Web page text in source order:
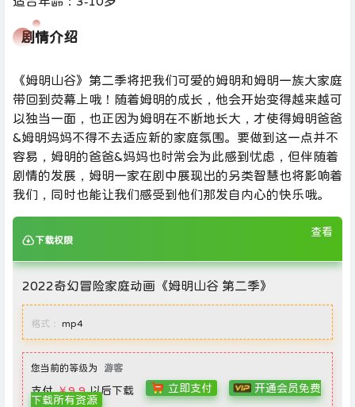
剧情介绍
《姆明山谷》第二季将把我们可爱的姆明和姆明一族大家庭
带回到荧幕上哦！随着姆明的成长，他会开始变得越来越可
以独当一面，也正因为姆明在不断地长大，才使得姆明爸爸
&姆明妈妈不得不去适应新的家庭氛围。要做到这一点并不
容易，姆明的爸爸&妈妈也时常会为此感到忧虑，但伴随着
剧情的发展，姆明一家在剧中展现出的另类智慧也将影响着
我们，同时也能让我们感受到他们那发自内心的快乐哦。
下载权限
查看
2022奇幻冒险家庭动画《姆明山谷 第二季》
格式： mp4
您当前的等级为 游客
支付 ￥9.9 以后下载 立即支付
开通会员免费
下载所有资源